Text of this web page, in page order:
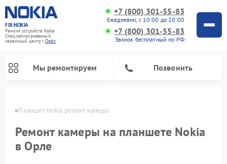
FIX-NOKIA
Ремонт устройств Nokia
Специализированный
cервисный центр г.Орёл
+7 (800) 301-55-83
Ежедневно, с 10:00 до 20:00
+7 (800) 301-55-83
Звонок бесплатный по РФ
Мы ремонтируем Позвонить
Планшет Nokia ремонт камеры
Ремонт камеры на планшете Nokia
в Орле